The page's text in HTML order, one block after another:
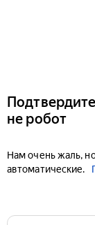
не робот
Нам очень жаль,
автоматические.